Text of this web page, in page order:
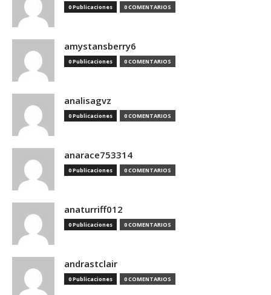
0 Publicaciones 0 COMENTARIOS
amystansberry6
0 Publicaciones 0 COMENTARIOS
analisagvz
0 Publicaciones 0 COMENTARIOS
anarace753314
0 Publicaciones 0 COMENTARIOS
anaturriff012
0 Publicaciones 0 COMENTARIOS
andrastclair
0 Publicaciones 0 COMENTARIOS